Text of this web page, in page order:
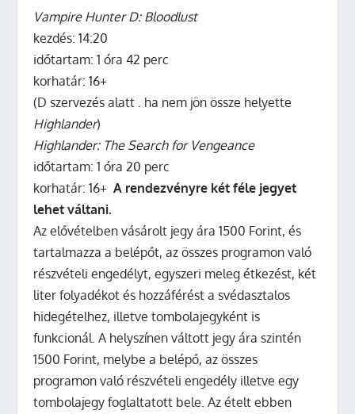
Vampire Hunter D: Bloodlust
kezdés: 14:20
időtartam: 1 óra 42 perc
korhatár: 16+
(D szervezés alatt . ha nem jön össze helyette
Highlander)
Highlander: The Search for Vengeance
időtartam: 1 óra 20 perc
korhatár: 16+ A rendezvényre két féle jegyet
lehet váltani.
Az elővételben vásárolt jegy ára 1500 Forint, és
tartalmazza a belépőt, az összes programon való
részvételi engedélyt, egyszeri meleg étkezést, két
liter folyadékot és hozzáférést a svédasztalos
hidegételhez, illetve tombolajegyként is
funkcionál. A helyszínen váltott jegy ára szintén
1500 Forint, melybe a belépő, az összes
programon való részvételi engedély illetve egy
tombolajegy foglaltatott bele. Az ételt ebben